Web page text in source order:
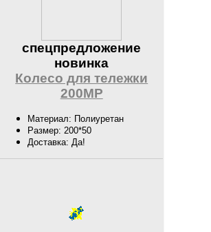
спецпредложение
новинка
Колесо для тележки
200MP
Материал: Полиуретан
Размер: 200*50
Доставка: Да!